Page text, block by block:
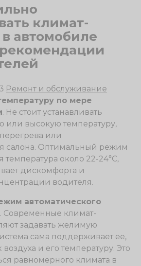
климат-
автомобиле
Ремонт и обслуживание
по мере
. Не стоит устанавливать
или высокую температуру,
или
салона. Оптимальный режим
температура около 22-24°C,
дискомфорта и
водителя.
автоматического
. Современные климат-
задавать желимую
сама поддерживает ее,
и его температуру. Это
равномерного климата в